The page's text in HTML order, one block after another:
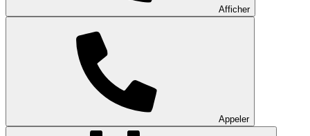
Afficher
Appeler